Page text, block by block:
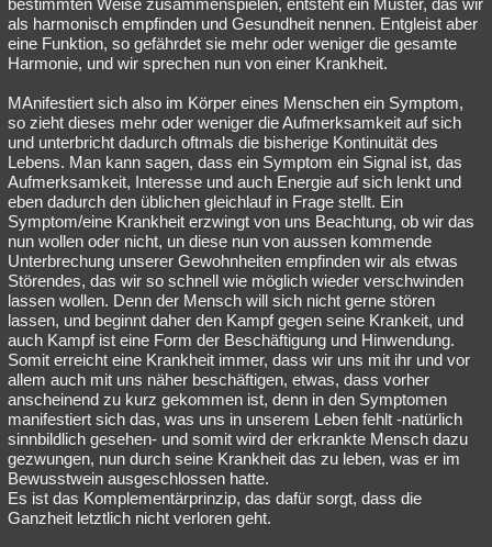
bestimmten Weise zusammenspielen, entsteht ein Muster, das wir
als harmonisch empfinden und Gesundheit nennen. Entgleist aber
eine Funktion, so gefährdet sie mehr oder weniger die gesamte
Harmonie, und wir sprechen nun von einer Krankheit.
MAnifestiert sich also im Körper eines Menschen ein Symptom,
so zieht dieses mehr oder weniger die Aufmerksamkeit auf sich
und unterbricht dadurch oftmals die bisherige Kontinuität des
Lebens. Man kann sagen, dass ein Symptom ein Signal ist, das
Aufmerksamkeit, Interesse und auch Energie auf sich lenkt und
eben dadurch den üblichen gleichlauf in Frage stellt. Ein
Symptom/eine Krankheit erzwingt von uns Beachtung, ob wir das
nun wollen oder nicht, un diese nun von aussen kommende
Unterbrechung unserer Gewohnheiten empfinden wir als etwas
Störendes, das wir so schnell wie möglich wieder verschwinden
lassen wollen. Denn der Mensch will sich nicht gerne stören
lassen, und beginnt daher den Kampf gegen seine Krankeit, und
auch Kampf ist eine Form der Beschäftigung und Hinwendung.
Somit erreicht eine Krankheit immer, dass wir uns mit ihr und vor
allem auch mit uns näher beschäftigen, etwas, dass vorher
anscheinend zu kurz gekommen ist, denn in den Symptomen
manifestiert sich das, was uns in unserem Leben fehlt -natürlich
sinnbildlich gesehen- und somit wird der erkrankte Mensch dazu
gezwungen, nun durch seine Krankheit das zu leben, was er im
Bewusstwein ausgeschlossen hatte.
Es ist das Komplementärprinzip, das dafür sorgt, dass die
Ganzheit letztlich nicht verloren geht.